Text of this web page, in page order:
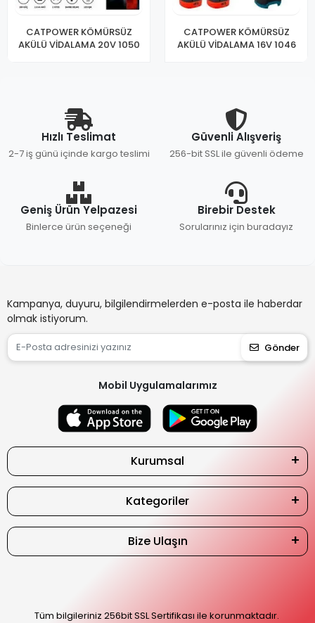
CATPOWER KÖMÜRSÜZ
AKÜLÜ VİDALAMA 20V 1050
CATPOWER KÖMÜRSÜZ
AKÜLÜ VİDALAMA 16V 1046
Hızlı Teslimat
2-7 iş günü içinde kargo teslimi
Güvenli Alışveriş
256-bit SSL ile güvenli ödeme
Geniş Ürün Yelpazesi
Binlerce ürün seçeneği
Birebir Destek
Sorularınız için buradayız
Kampanya, duyuru, bilgilendirmelerden e-posta ile haberdar
olmak istiyorum.
Gönder
Mobil Uygulamalarımız
Kurumsal
Kategoriler
Bize Ulaşın
Tüm bilgileriniz 256bit SSL Sertifikası ile korunmaktadır.